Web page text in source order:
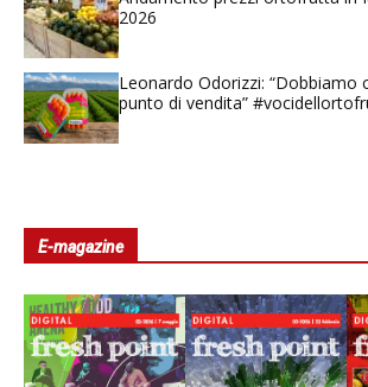
2026
Leonardo Odorizzi: “Dobbiamo
punto di vendita”
E-magazine